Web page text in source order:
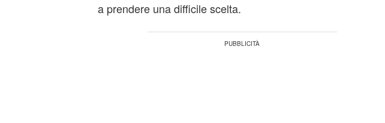
a prendere una difficile scelta.